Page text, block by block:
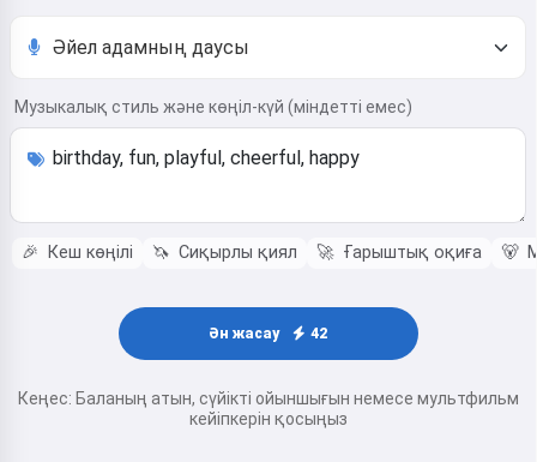
Музыкалық стиль және көңіл-күй (міндетті емес)
🎉 Кеш көңілі 🦄 Сиқырлы қиял 🚀 Ғарыштық оқиға 🐻
Ән жасау 42
Кеңес: Баланың атын, сүйікті ойыншығын немесе мультфильм
кейіпкерін қосыңыз